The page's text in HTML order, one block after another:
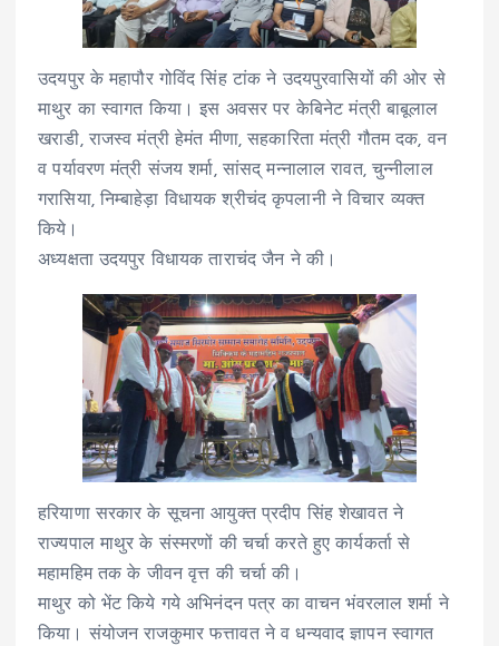
उदयपुर के महापौर गोविंद सिंह टांक ने उदयपुरवासियों की ओर से
माथुर का स्वागत किया। इस अवसर पर केबिनेट मंत्री बाबूलाल
खराडी, राजस्व मंत्री हेमंत मीणा, सहकारिता मंत्री गौतम दक, वन
व पर्यावरण मंत्री संजय शर्मा, सांसद् मन्नालाल रावत, चुन्नीलाल
गरासिया, निम्बाहेड़ा विधायक श्रीचंद कृपलानी ने विचार व्यक्त
किये।
अध्यक्षता उदयपुर विधायक ताराचंद जैन ने की।
हरियाणा सरकार के सूचना आयुक्त प्रदीप सिंह शेखावत ने
राज्यपाल माथुर के संस्मरणों की चर्चा करते हुए कार्यकर्ता से
महामहिम तक के जीवन वृत्त की चर्चा की।
माथुर को भेंट किये गये अभिनंदन पत्र का वाचन भंवरलाल शर्मा ने
किया। संयोजन राजकुमार फत्तावत ने व धन्यवाद ज्ञापन स्वागत